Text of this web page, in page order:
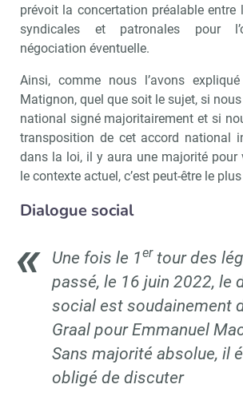
prévoit la concertation préalable entre
syndicales et patronales pour
négociation éventuelle.
Ainsi, comme nous l’avons
Matignon, quel que soit le sujet, si
national signé majoritairement et si
transposition de cet accord national
dans la loi, il y aura une majorité pour
le contexte actuel, c’est peut-être le
Dialogue social
Une fois le 1ertour des
passé, le 16 juin 2022, le
social est soudainement
Graal pour Emmanuel
Sans majorité absolue, il
obligé de discuter
Recevoir CSE
Valider
Non merci, je reçois déjà
!
Je